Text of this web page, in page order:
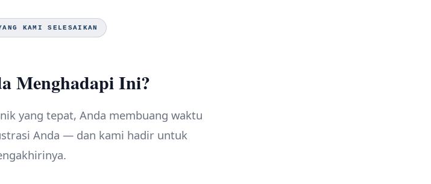
KAMI SELESAIKAN
Menghadapi Ini?
yang tepat, Anda membuang waktu
Anda — dan kami hadir untuk